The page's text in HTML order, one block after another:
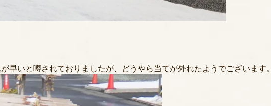
早いと噂されておりましたが、どうやら当てが外れたようでございます。